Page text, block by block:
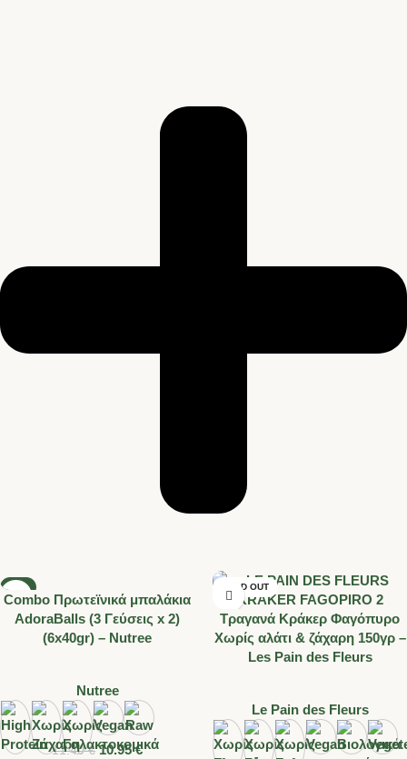
-4%
SOLD OUT
HOT
Combo Πρωτεϊνικά μπαλάκια
AdoraBalls (3 Γεύσεις x 2)
(6x40gr) – Nutree
Nutree
11.40€ 10.95€
SOLD OUT
Τραγανά Κράκερ Φαγόπυρο
Χωρίς αλάτι & ζάχαρη 150γρ –
Les Pain des Fleurs
Le Pain des Fleurs